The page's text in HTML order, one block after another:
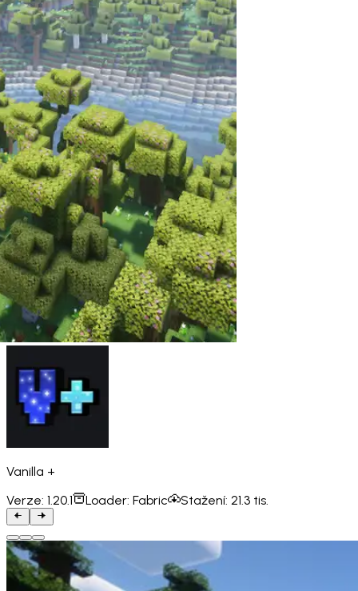
Vanilla +
Verze: 1.20.1 Loader: Fabric Stažení: 21.3 tis.